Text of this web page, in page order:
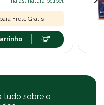
Frete Grátis
tudo sobre o